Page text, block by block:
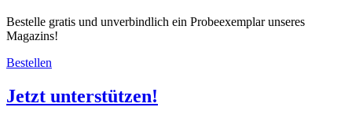
Bestelle gratis und unverbindlich ein Probeexemplar unseres
Magazins!
Bestellen
Jetzt unterstützen!